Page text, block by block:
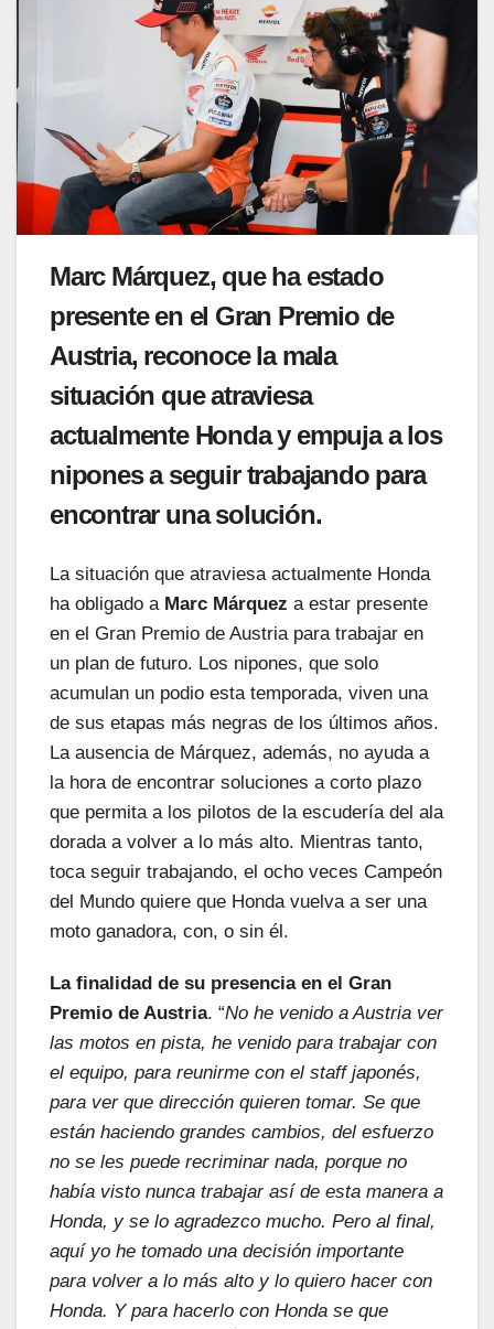
Marc Márquez, que ha estado
presente en el Gran Premio de
Austria, reconoce la mala
situación que atraviesa
actualmente Honda y empuja a los
nipones a seguir trabajando para
encontrar una solución.
La situación que atraviesa actualmente Honda
ha obligado a Marc Márquez a estar presente
en el Gran Premio de Austria para trabajar en
un plan de futuro. Los nipones, que solo
acumulan un podio esta temporada, viven una
de sus etapas más negras de los últimos años.
La ausencia de Márquez, además, no ayuda a
la hora de encontrar soluciones a corto plazo
que permita a los pilotos de la escudería del ala
dorada a volver a lo más alto. Mientras tanto,
toca seguir trabajando, el ocho veces Campeón
del Mundo quiere que Honda vuelva a ser una
moto ganadora, con, o sin él.
La finalidad de su presencia en el Gran
Premio de Austria. “No he venido a Austria ver
las motos en pista, he venido para trabajar con
el equipo, para reunirme con el staff japonés,
para ver que dirección quieren tomar. Se que
están haciendo grandes cambios, del esfuerzo
no se les puede recriminar nada, porque no
había visto nunca trabajar así de esta manera a
Honda, y se lo agradezco mucho. Pero al final,
aquí yo he tomado una decisión importante
para volver a lo más alto y lo quiero hacer con
Honda. Y para hacerlo con Honda se que